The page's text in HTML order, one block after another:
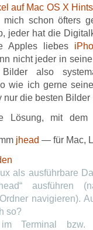
auf Mac OS X Hints
mich schon öfters
jeder hat die
Apples liebes
nicht jeder in
also
wie ich gerne
nur die besten
Lösung, mit dem
jhead — für Mac,
als ausführbare
ausführen
navigieren).
so?
Terminal bzw.